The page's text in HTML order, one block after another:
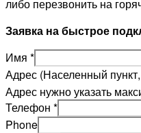
либо перезвонить на
Заявка на быстрое
Имя *
Адрес (Населенный
Адрес нужно указать
Телефон *
Phone